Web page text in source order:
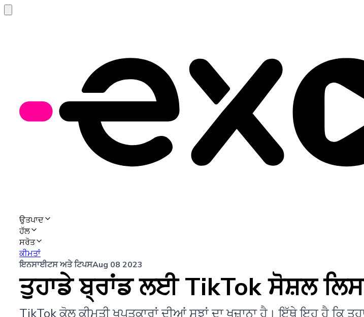
ਉਤਪਾਦ
ਹੱਲ
ਸਰੋਤ
ਕੀਮਤਾਂ
ਇਨਸਾਈਟਸ ਅਤੇ ਟਿਪਸAug 08 2023
ਤੁਹਾਡੇ ਬ੍ਰਾਂਡ ਲਈ TikTok ਸੋਸ਼ਲ
TikTok ਕੋਲ ਕੀਮਤੀ ਖਪਤਕਾਰਾਂ ਦੀਆਂ ਸੂਝਾਂ ਦਾ ਖਜ਼ਾਨਾ ਹੈ। ਇੱਥੇ ਇਹ ਹੈ ਕਿ